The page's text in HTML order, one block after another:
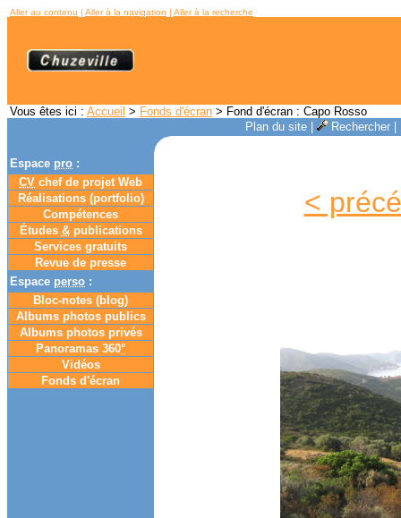
Aller au contenu | Aller à la navigation | Aller à la recherche
Vous êtes ici : Accueil > Fonds d'écran > Fond d'écran : Capo Rosso
Plan du site| Rechercher|
Espace pro :
CV chef de projet Web
Réalisations (portfolio)
Compétences
Études &publications
Services gratuits
Revue de presse
Espace perso :
Bloc-notes (blog)
Albums photos publics
Albums photos privés
Panoramas 360°
Vidéos
Fonds d'écran
<